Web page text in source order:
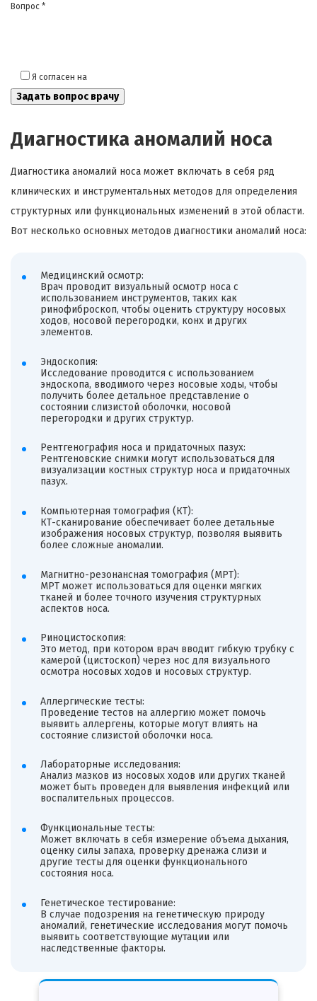
Вопрос *
Я согласен на
Диагностика аномалий носа
Диагностика аномалий носа может включать в себя ряд
клинических и инструментальных методов для определения
структурных или функциональных изменений в этой области.
Вот несколько основных методов диагностики аномалий носа:
Медицинский осмотр:
Врач проводит визуальный осмотр носа с
использованием инструментов, таких как
ринофиброскоп, чтобы оценить структуру носовых
ходов, носовой перегородки, конх и других
элементов.
Эндоскопия:
Исследование проводится с использованием
эндоскопа, вводимого через носовые ходы, чтобы
получить более детальное представление о
состоянии слизистой оболочки, носовой
перегородки и других структур.
Рентгенография носа и придаточных пазух:
Рентгеновские снимки могут использоваться для
визуализации костных структур носа и придаточных
пазух.
Компьютерная томография (КТ):
КТ-сканирование обеспечивает более детальные
изображения носовых структур, позволяя выявить
более сложные аномалии.
Магнитно-резонансная томография (МРТ):
МРТ может использоваться для оценки мягких
тканей и более точного изучения структурных
аспектов носа.
Риноцистоскопия:
Это метод, при котором врач вводит гибкую трубку с
камерой (цистоскоп) через нос для визуального
осмотра носовых ходов и носовых структур.
Аллергические тесты:
Проведение тестов на аллергию может помочь
выявить аллергены, которые могут влиять на
состояние слизистой оболочки носа.
Лабораторные исследования:
Анализ мазков из носовых ходов или других тканей
может быть проведен для выявления инфекций или
воспалительных процессов.
Функциональные тесты:
Может включать в себя измерение объема дыхания,
оценку силы запаха, проверку дренажа слизи и
другие тесты для оценки функционального
состояния носа.
Генетическое тестирование:
В случае подозрения на генетическую природу
аномалий, генетические исследования могут помочь
выявить соответствующие мутации или
наследственные факторы.